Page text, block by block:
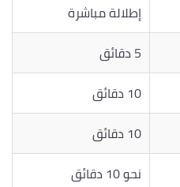
إطلالة مباشرة
5 دقائق
10 دقائق
10 دقائق
نحو 10 دقائق